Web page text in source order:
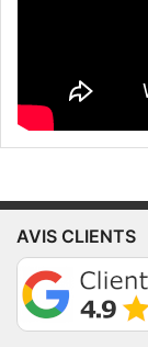
AVIS CLIENTS